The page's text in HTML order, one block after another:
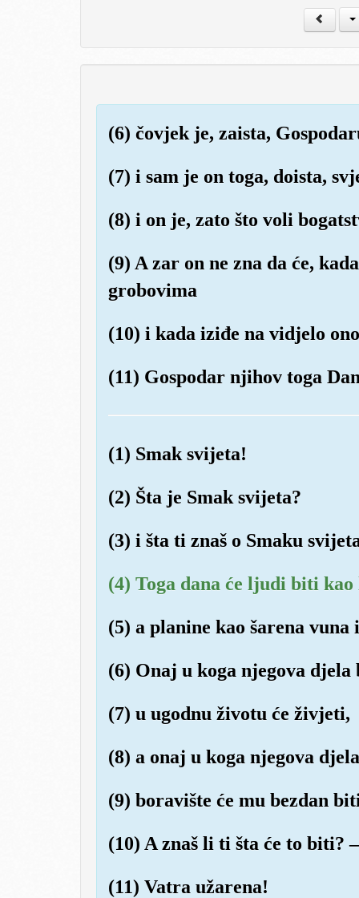
(6) čovjek je, zaista,
(7) i sam je on toga, doista,
(8) i on je, zato što voli
(9) A zar on ne zna da će,
grobovima
(10) i kada iziđe na vidjelo
(11) Gospodar njihov toga
(1) Smak svijeta!
(2) Šta je Smak svijeta?
(3) i šta ti znaš o Smaku
(4) Toga dana će ljudi biti
(5) a planine kao šarena vuna
(6) Onaj u koga njegova djela
(7) u ugodnu životu će živjeti,
(8) a onaj u koga njegova
(9) boravište će mu bezdan
(10) A znaš li ti šta će to biti? –
(11) Vatra užarena!